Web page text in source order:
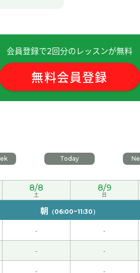
前功能的电脑，物理学模拟进行起来
性 )
男性 )
性 )
此，体重增加导致跑步变得吃力，这
会員登録で2回分のレッスンが無料
無料会員登録
Today
8/8
土
8/9
日
朝 （06:00~11:30）
- -
- -
- -